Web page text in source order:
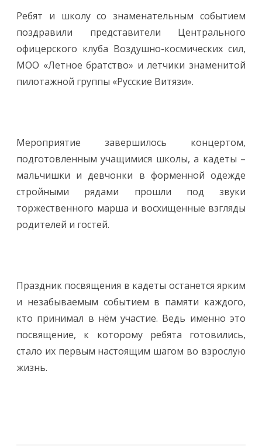
Ребят и школу со знаменательным событием
поздравили представители Центрального
офицерского клуба Воздушно-космических сил,
МОО «Летное братство» и летчики знаменитой
пилотажной группы «Русские Витязи».
Мероприятие завершилось концертом,
подготовленным учащимися школы, а кадеты –
мальчишки и девчонки в форменной одежде
стройными рядами прошли под звуки
торжественного марша и восхищенные взгляды
родителей и гостей.
Праздник посвящения в кадеты останется ярким
и незабываемым событием в памяти каждого,
кто принимал в нём участие. Ведь именно это
посвящение, к которому ребята готовились,
стало их первым настоящим шагом во взрослую
жизнь.